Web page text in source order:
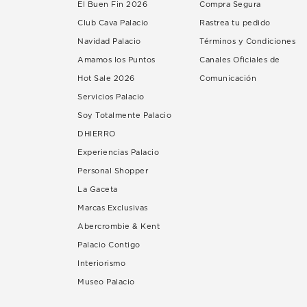
El Buen Fin 2026
Club Cava Palacio
Navidad Palacio
Amamos los Puntos
Hot Sale 2026
Servicios Palacio
Soy Totalmente Palacio
DHIERRO
Experiencias Palacio
Personal Shopper
La Gaceta
Marcas Exclusivas
Abercrombie & Kent
Palacio Contigo
Interiorismo
Museo Palacio
Compra Segura
Rastrea tu pedido
Términos y Condiciones
Canales Oficiales de
Comunicación